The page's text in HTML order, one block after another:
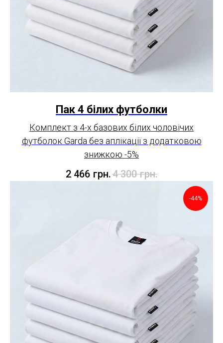
Пак 4 білих футболки
Комплект з 4-х базових білих чоловічих
футболок Garda без аплікації з додатковою
знижкою -5%
2 466 грн.4 300 грн.
-44%